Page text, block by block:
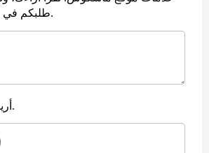
طلبكم في أسرع وقت ممكن.
أريد ردًا على رأيي.